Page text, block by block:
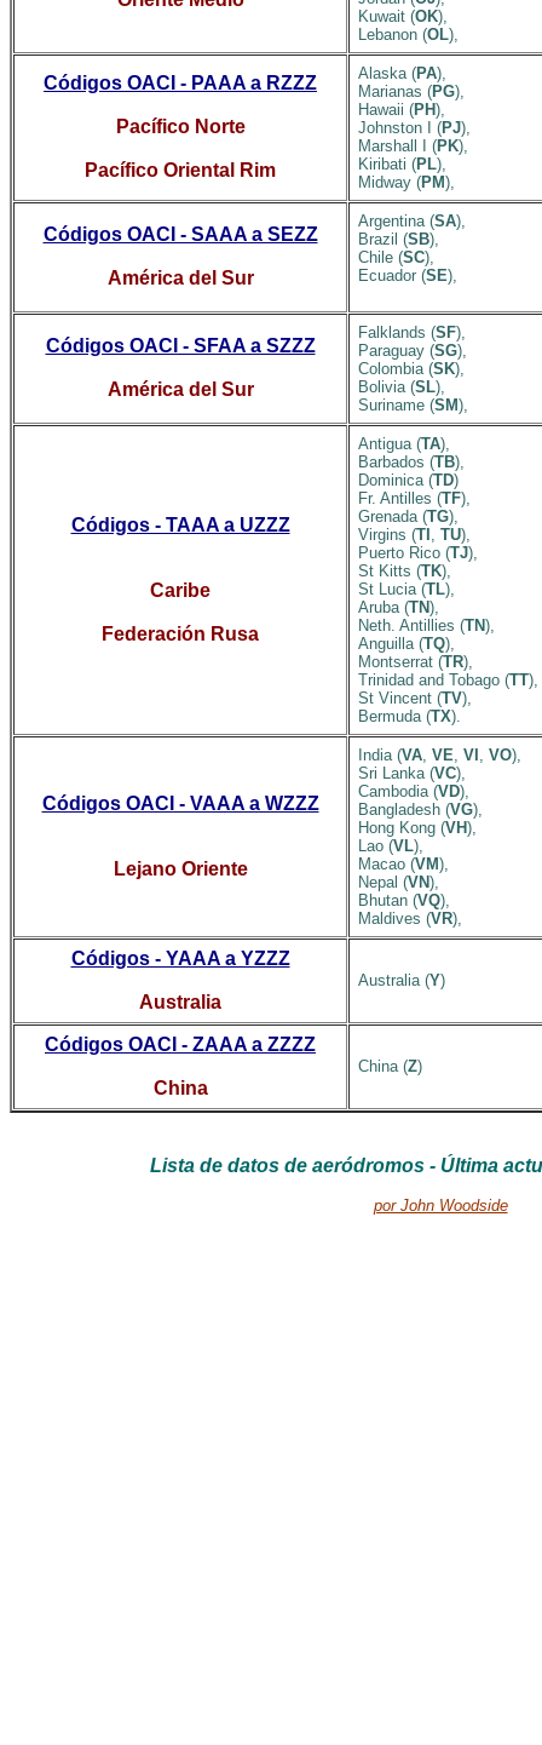
Kuwait (OK),
Lebanon (OL),
Códigos OACI - PAAA a RZZZ
Pacífico Norte
Pacífico Oriental Rim
Alaska (PA),
Marianas (PG),
Hawaii (PH),
Johnston I (PJ),
Marshall I (PK),
Kiribati (PL),
Midway (PM),
Códigos OACI - SAAA a SEZZ
América del Sur
Argentina (SA),
Brazil (SB),
Chile (SC),
Ecuador (SE),
Códigos OACI - SFAA a SZZZ
América del Sur
Falklands (SF),
Paraguay (SG),
Colombia (SK),
Bolivia (SL),
Suriname (SM),
Códigos - TAAA a UZZZ
Caribe
Federación Rusa
Antigua (TA),
Barbados (TB),
Dominica (TD)
Fr. Antilles (TF),
Grenada (TG),
Virgins (TI , TU),
Puerto Rico (TJ),
St Kitts (TK),
St Lucia (TL),
Aruba (TN),
Neth. Antillies (TN),
Anguilla (TQ),
Montserrat (TR),
Trinidad and Tobago (TT),
St Vincent (TV),
Bermuda (TX).
Códigos OACI - VAAA a WZZZ
Lejano Oriente
India (VA, VE, VI , VO),
Sri Lanka (VC),
Cambodia (VD),
Bangladesh (VG),
Hong Kong (VH),
Lao (VL),
Macao (VM),
Nepal (VN),
Bhutan (VQ),
Maldives (VR),
Códigos - YAAA a YZZZ
Australia
Australia (Y)
Códigos OACI - ZAAA a ZZZZ
China
China (Z)
Lista de datos de aeródromos - Última
por John Woodside